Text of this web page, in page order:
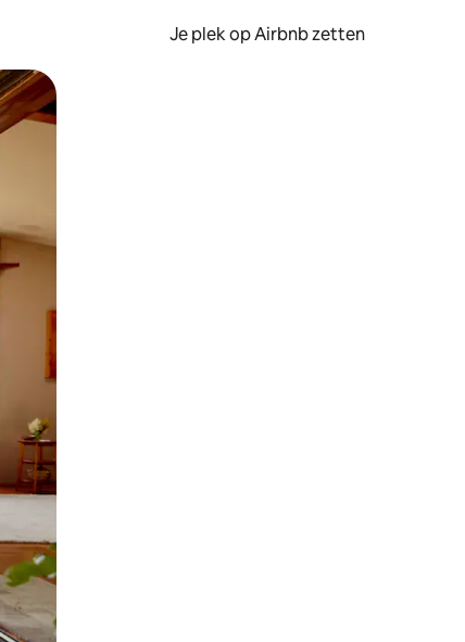
Je plek op Airbnb zetten
swipen.